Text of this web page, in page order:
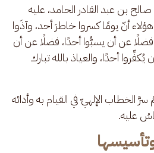
بن عبد القادر الحامد، عليه
أنّ يومًا كسروا خاطرَ أحد، وآذَوا
عن أن يسبُّوا أحدًا، فضلًا عن أن
أحدًا، والعياذ بالله تبارك
الخطاب الإلهيّ في القيام به وأدائه
عليه.